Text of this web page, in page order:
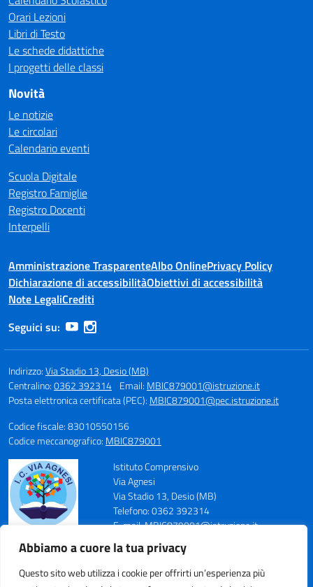
Abbiamo a cuore la tua privacy
Questo sito web utilizza i cookie per offrirti un’esperienza più
Orari Lezioni
Libri di Testo
Le schede didattiche
I progetti delle classi
Novità
Le notizie
Le circolari
Calendario eventi
Scuola Digitale
Registro Famiglie
Registro Docenti
Interpelli
Amministrazione TrasparenteAlbo OnlinePrivacy Policy
Dichiarazione di accessibilitàObiettivi di accessibilità
Note LegaliCrediti
Seguici su:
Indirizzo:Via Stadio 13, Desio (MB)
Centralino:0362 392314 Email: MBIC879001@istruzione.it
Posta elettronica certificata (PEC): MBIC879001@pec.istruzione.it
Codice fiscale: 83010550156
Codice meccanografico: MBIC879001
Istituto Comprensivo
Via Agnesi
Via Stadio 13, Desio (MB)
Telefono: 0362 392314
E-mail: MBIC879001@istruzione.it
PEC: MBIC879001@pec.istruzione.it
Codice Meccanografico: MBIC879001
Codice Fiscale: 83010550156